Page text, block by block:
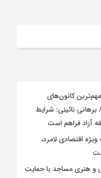
مهم‌ترین کانون‌های
نائینی: شرایط
آزاد فراهم است
اقتصادی لامرد،
و هنری مساجد با حمایت